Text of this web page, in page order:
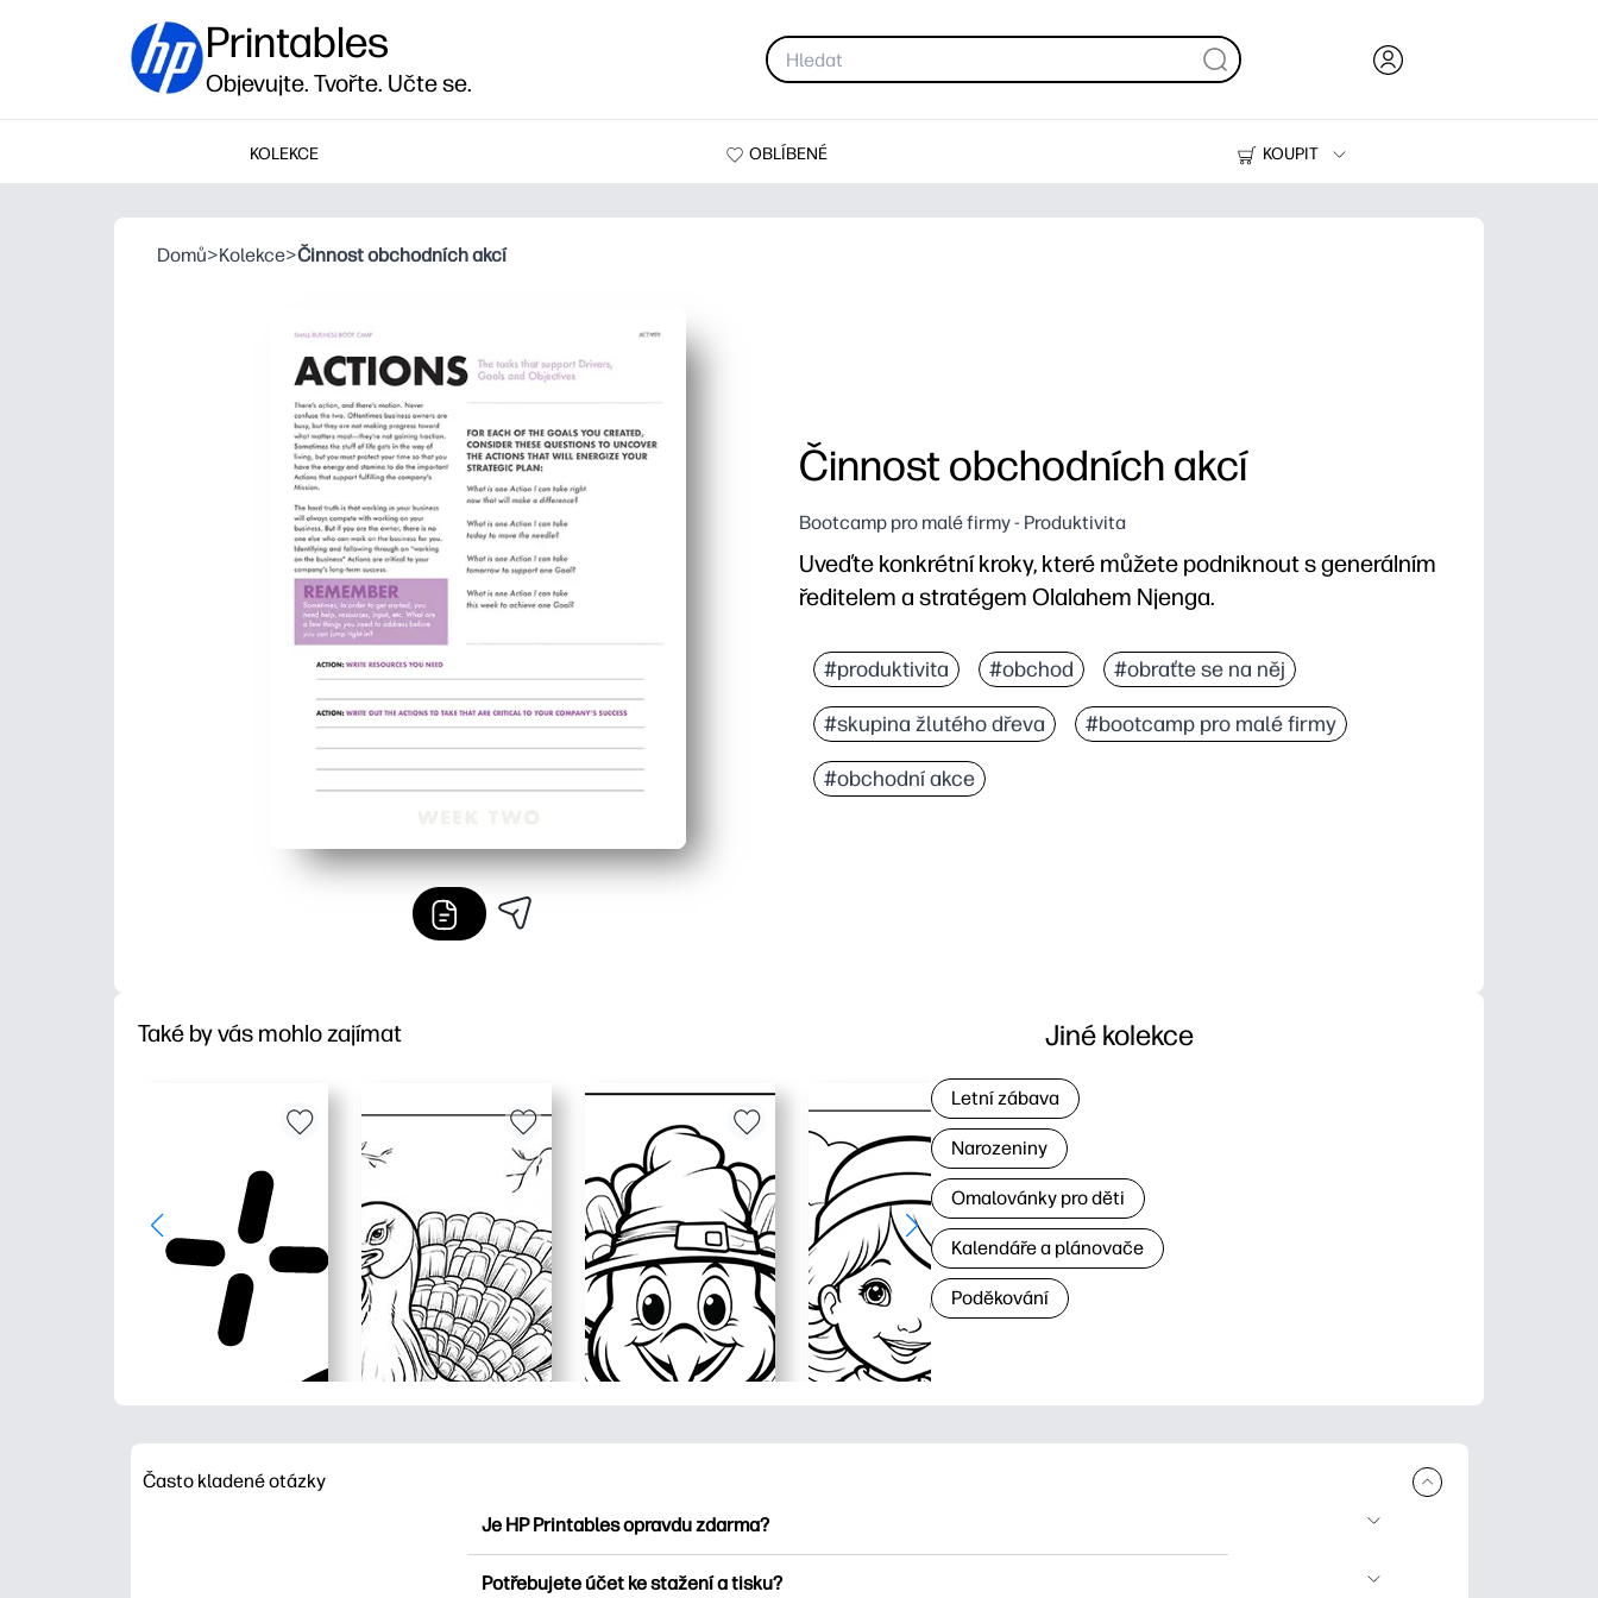
Printables
Objevujte. Tvořte. Učte se.
KOLEKCE OBLÍBENÉ
KOUPIT
Tiskárny
Domů>Kolekce>Činnost obchodních akcí
Činnost obchodních akcí
Bootcamp pro malé firmy - Produktivita
Uveďte konkrétní kroky, které můžete podniknout s generálním
ředitelem a stratégem Olalahem Njenga.
#produktivita #obchod #obraťte se na něj
#skupina žlutého dřeva #bootcamp pro malé firmy
#obchodní akce
Také by vás mohlo zajímat Jiné kolekce
Letní zábava
Narozeniny
Omalovánky pro děti
Kalendáře a plánovače
Poděkování
Často kladené otázky
Je HP Printables opravdu zdarma?
Potřebujete účet ke stažení a tisku?